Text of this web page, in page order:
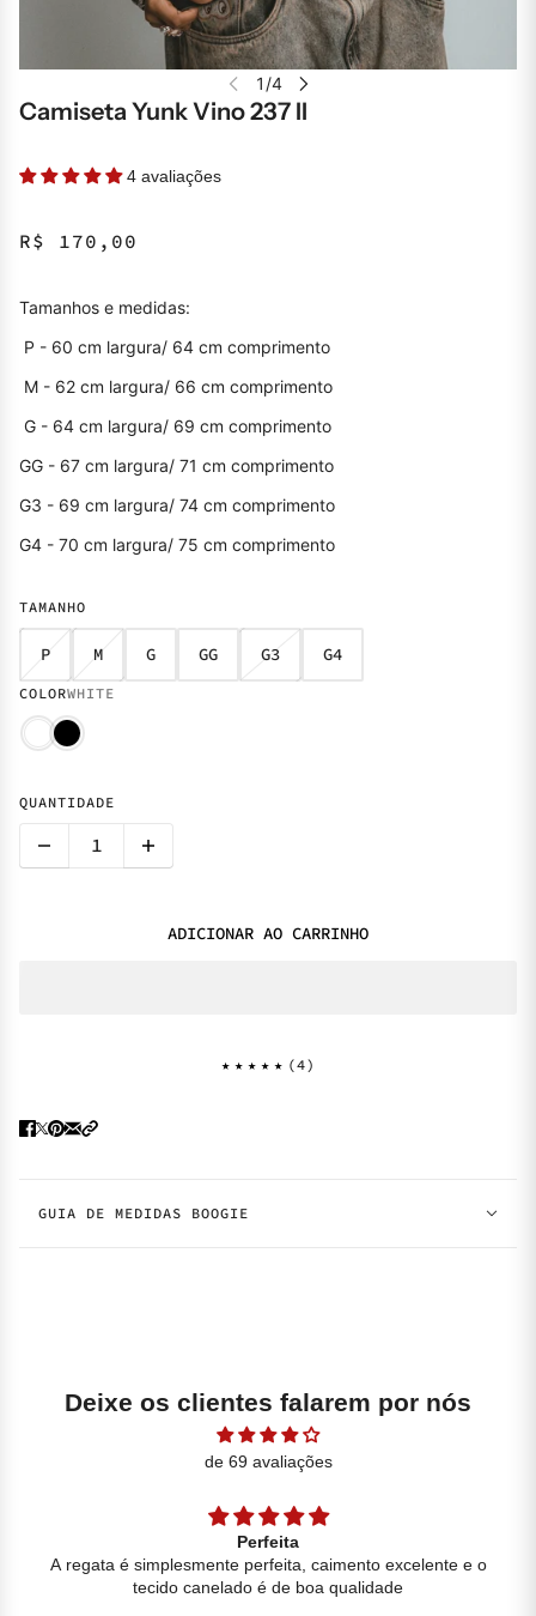
Camiseta Yunk Vino 237 II
4 avaliações
R$ 170,00
Tamanhos e medidas:
P - 60 cm largura/ 64 cm comprimento
M - 62 cm largura/ 66 cm comprimento
G - 64 cm largura/ 69 cm comprimento
GG - 67 cm largura/ 71 cm comprimento
G3 - 69 cm largura/ 74 cm comprimento
G4 - 70 cm largura/ 75 cm comprimento
TAMANHO
P M G GG G3 G4
COLORWHITE
QUANTIDADE
ADICIONAR AO CARRINHO
GUIA DE MEDIDAS BOOGIE
Deixe os clientes falarem por nós
de 69 avaliações
Perfeita
A regata é simplesmente perfeita, caimento excelente e o
tecido canelado é de boa qualidade